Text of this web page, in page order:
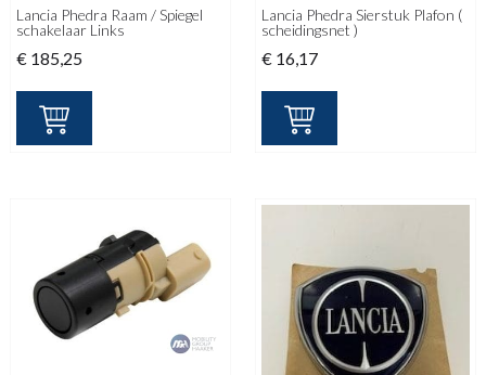
Lancia Phedra Raam / Spiegel
schakelaar Links
€ 185,25
Lancia Phedra Sierstuk Plafon (
scheidingsnet )
€ 16,17